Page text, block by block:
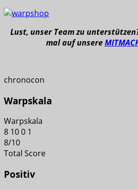
Lust, unser Team zu
mal auf unsere
chronocon
Warpskala
Warpskala
8 100 1
8/10
Total Score
Positiv